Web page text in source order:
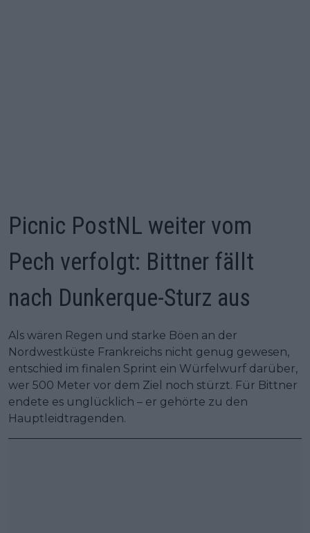
Picnic PostNL weiter vom
Pech verfolgt: Bittner fällt
nach Dunkerque-Sturz aus
Als wären Regen und starke Böen an der
Nordwestküste Frankreichs nicht genug gewesen,
entschied im finalen Sprint ein Würfelwurf darüber,
wer 500 Meter vor dem Ziel noch stürzt. Für Bittner
endete es unglücklich – er gehörte zu den
Hauptleidtragenden.